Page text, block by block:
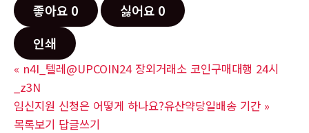
좋아요 0 싫어요 0
인쇄
« n4I_텔레@UPCOIN24 장외거래소 코인구매대행 24시
_z3N
임신지원 신청은 어떻게 하나요?유산약당일배송 기간 »
목록보기 답글쓰기